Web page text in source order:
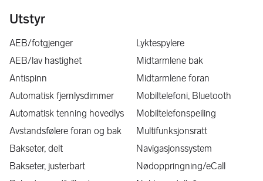
LEVERING/HENTING:
Vi leverer biler over hele landet, ta kontakt for gunstige
tilby henting om det er praktisk mulig.
EKSTRAUTSTYR:
Vi kan montere ekstrautstyr som tilhengerfeste, motorvarmer,
takstativ og takboks på de aller fleste bruktbiler, kontakt oss
Utstyr
AEB/fotgjenger
AEB/lav hastighet
Antispinn
Automatisk fjernlysdimmer
Automatisk tenning hovedlys
Avstandsfølere foran og bak
Bakseter, delt
Bakseter, justerbart
Lyktespylere
Midtarmlene bak
Midtarmlene foran
Mobiltelefoni, Bluetooth
Mobiltelefonspeiling
Multifunksjonsratt
Navigasjonssystem
Nødoppringning/eCall